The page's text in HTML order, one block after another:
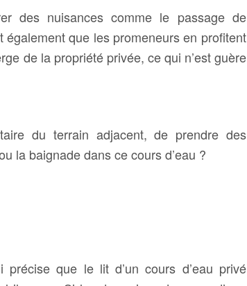
des nuisances comme le passage de
que les promeneurs en profitent
de la propriété privée, ce qui n’est guère
du terrain adjacent, de prendre des
la baignade dans ce cours d’eau ?
que le lit d’un cours d’eau privé